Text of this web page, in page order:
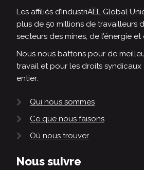
Les affiliés d’IndustriALL Global
plus de 50 millions de travailleurs
secteurs des mines, de l’énergie
Nous nous battons pour de
travail et pour les droits
entier.
Qui nous sommes
Ce que nous faisons
Où nous trouver
Nous suivre